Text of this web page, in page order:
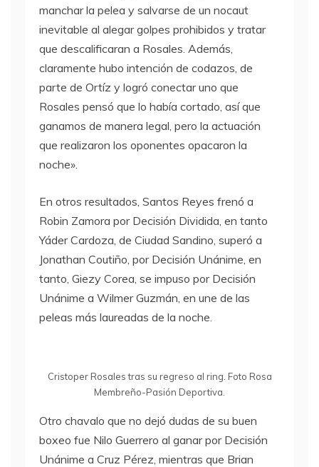
manchar la pelea y salvarse de un nocaut
inevitable al alegar golpes prohibidos y tratar
que descalificaran a Rosales. Además,
claramente hubo intención de codazos, de
parte de Ortíz y logró conectar uno que
Rosales pensó que lo había cortado, así que
ganamos de manera legal, pero la actuación
que realizaron los oponentes opacaron la
noche».
En otros resultados, Santos Reyes frenó a
Robin Zamora por Decisión Dividida, en tanto
Yáder Cardoza, de Ciudad Sandino, superó a
Jonathan Coutiño, por Decisión Unánime, en
tanto, Giezy Corea, se impuso por Decisión
Unánime a Wilmer Guzmán, en une de las
peleas más laureadas de la noche.
Cristoper Rosales tras su regreso al ring. Foto Rosa
Membreño-Pasión Deportiva.
Otro chavalo que no dejó dudas de su buen
boxeo fue Nilo Guerrero al ganar por Decisión
Unánime a Cruz Pérez, mientras que Brian